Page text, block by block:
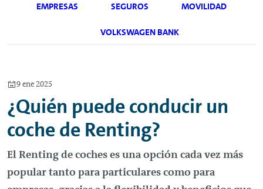
EMPRESAS SEGUROS MOVILIDAD
VOLKSWAGEN BANK
9 ene 2025
¿Quién puede conducir un
coche de Renting?
ElRentingde coches es una opción cada vez más
popular tanto para particulares como para